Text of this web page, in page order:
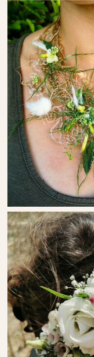
Ref. No. - 17
Ref. No. - 18